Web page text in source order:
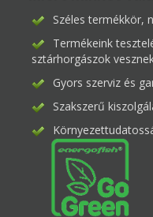
Széles termékkör,
Termékeink
sztárhorgászok
Gyors szerviz és
Szakszerű